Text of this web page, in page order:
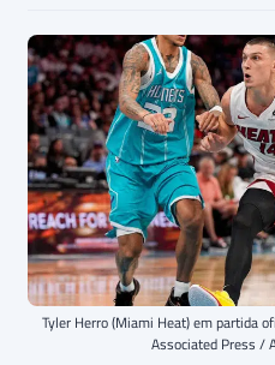
Tyler Herro (Miami Heat) em partida
Associated Press /